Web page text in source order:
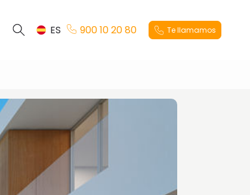
ES 900 10 20 80 Te llamamos